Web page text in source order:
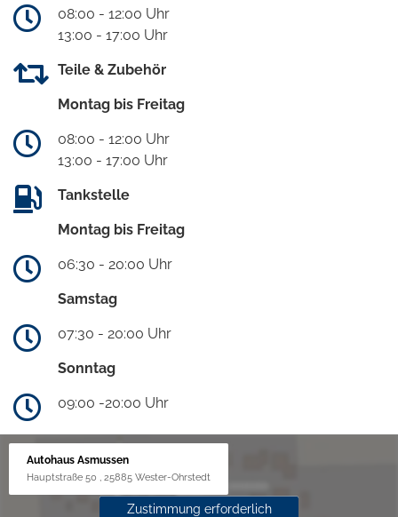
08:00 - 12:00 Uhr
13:00 - 17:00 Uhr
Teile & Zubehör
Montag bis Freitag
08:00 - 12:00 Uhr
13:00 - 17:00 Uhr
Tankstelle
Montag bis Freitag
06:30 - 20:00 Uhr
Samstag
07:30 - 20:00 Uhr
Sonntag
09:00 -20:00 Uhr
Autohaus Asmussen
Hauptstraße 50 , 25885 Wester-Ohrstedt
Zustimmung erforderlich